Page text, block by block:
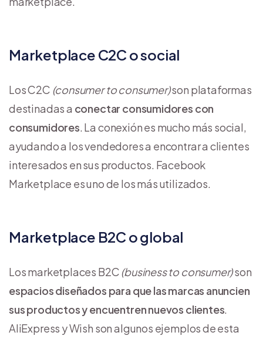
Marketplace C2C o social
Los C2C (consumer to consumer)son plataformas
destinadas a conectar consumidores con
consumidores. La conexión es mucho más social,
ayudando a los vendedores a encontrar a clientes
interesados en sus productos. Facebook
Marketplace es uno de los más utilizados.
Marketplace B2C o global
Los marketplaces B2C (business to consumer)son
espacios diseñados para que las marcas anuncien
sus productos y encuentren nuevos clientes.
AliExpress y Wish son algunos ejemplos de esta